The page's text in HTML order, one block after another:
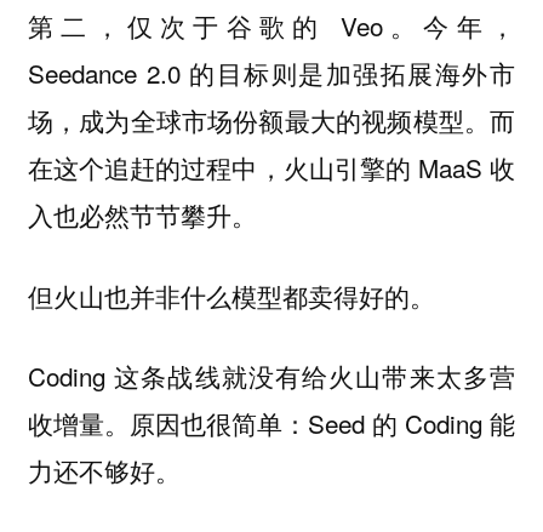
第二，仅次于谷歌的 Veo。今年，
Seedance 2.0 的目标则是加强拓展海外市
场，成为全球市场份额最大的视频模型。而
在这个追赶的过程中，火山引擎的 MaaS 收
入也必然节节攀升。
但火山也并非什么模型都卖得好的。
Coding 这条战线就没有给火山带来太多营
收增量。原因也很简单：Seed 的 Coding 能
力还不够好。